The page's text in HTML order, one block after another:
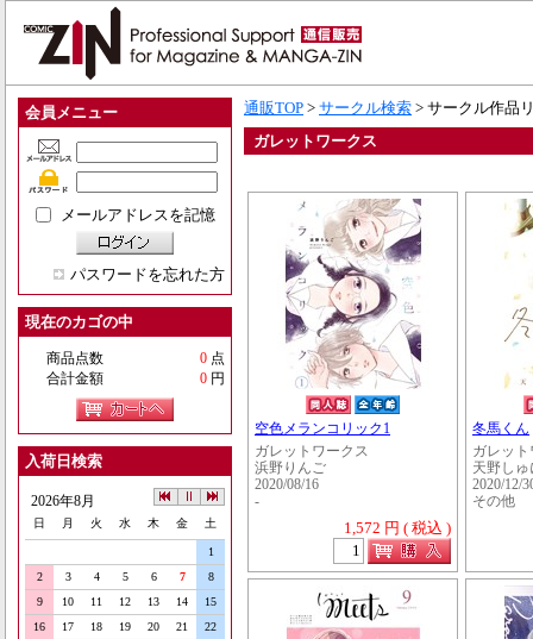
会員メニュー
メールアドレスを記憶
パスワードを忘れた方
現在のカゴの中
商品点数 0 点
合計金額
0 円
入荷日検索
2026年8月
日 月 火 水 木 金 土
1
2
3 4 5 6 7
8
9
10 11 12 13 14
15
16
17 18 19 20 21
22
通販TOP > サークル検索 > サークル作品
ガレットワークス
空色メランコリック1
ガレットワークス
浜野りんご
2020/08/16
-
1,572 円 ( 税込 )
冬馬くん
ガレッ
天野しゅ
2020/12/
その他